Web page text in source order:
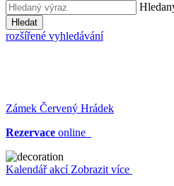
Hledat
rozšířené vyhledávání
Zámek Červený Hrádek
Rezervace online
Kalendář akcí Zobrazit více